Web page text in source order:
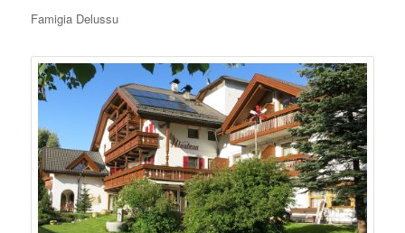
Famigia Delussu